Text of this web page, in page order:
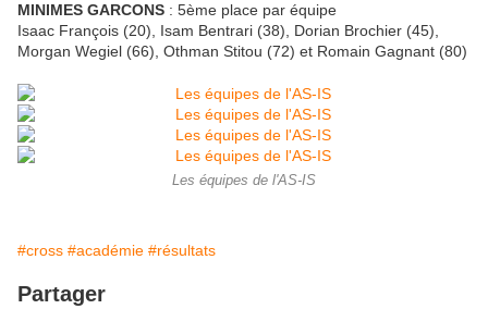
MINIMES GARCONS : 5ème place par équipe
Isaac François (20), Isam Bentrari (38), Dorian Brochier (45),
Morgan Wegiel (66), Othman Stitou (72) et Romain Gagnant (80)
Les équipes de l'AS-IS
#cross #académie #résultats
Partager